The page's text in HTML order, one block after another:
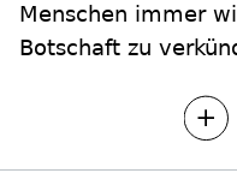
Menschen immer
Botschaft zu